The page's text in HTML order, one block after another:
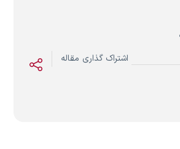
اشتراک گذاری مقاله